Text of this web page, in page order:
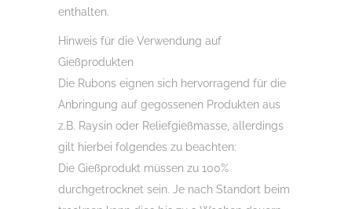
enthalten.
Hinweis für die Verwendung auf
Gießprodukten
Die Rubons eignen sich hervorragend für die
Anbringung auf gegossenen Produkten aus
z.B. Raysin oder Reliefgießmasse, allerdings
gilt hierbei folgendes zu beachten:
Die Gießprodukt müssen zu 100%
durchgetrocknet sein. Je nach Standort beim